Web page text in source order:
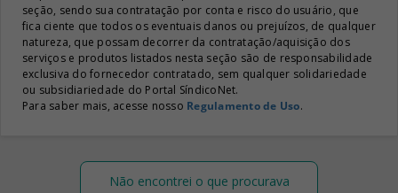
seção, sendo sua contratação por conta e risco do usuário, que
fica ciente que todos os eventuais danos ou prejuízos, de qualquer
natureza, que possam decorrer da contratação/aquisição dos
serviços e produtos listados nesta seção são de responsabilidade
exclusiva do fornecedor contratado, sem qualquer solidariedade
ou subsidiariedade do Portal SíndicoNet.
Para saber mais, acesse nosso Regulamento de Uso.
Não encontrei o que procurava